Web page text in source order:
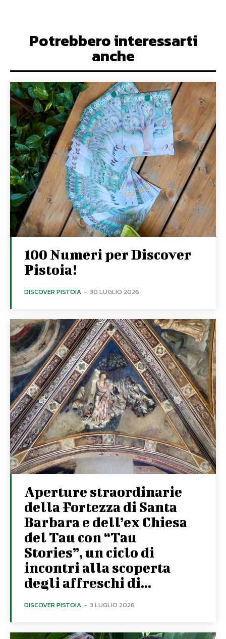
Potrebbero interessarti
anche
100 Numeri per Discover
Pistoia!
DISCOVER PISTOIA - 30 LUGLIO 2026
Aperture straordinarie
della Fortezza di Santa
Barbara e dell’ex Chiesa
del Tau con “Tau
Stories”, un ciclo di
incontri alla scoperta
degli affreschi di...
DISCOVER PISTOIA - 3 LUGLIO 2026